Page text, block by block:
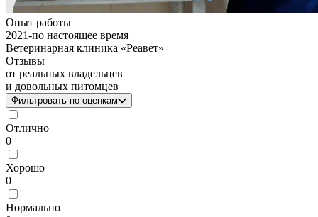
Опыт работы
2021-по настоящее время
Ветеринарная клиника «Реавет»
Отзывы
от реальных владельцев
и довольных питомцев
Фильтровать по оценкам
Отлично
0
Хорошо
0
Нормально